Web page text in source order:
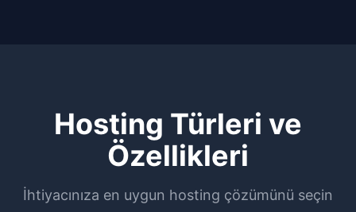
Hosting Türleri ve
Özellikleri
İhtiyacınıza en uygun hosting çözümünü seçin